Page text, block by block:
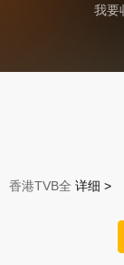
我要
香港TVB全 详细 >